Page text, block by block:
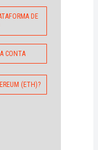
DE
CONTA
(ETH)?